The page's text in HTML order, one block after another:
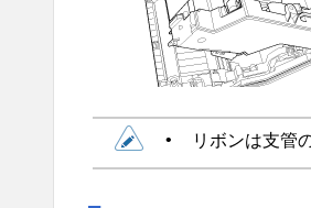
• リボンは支管